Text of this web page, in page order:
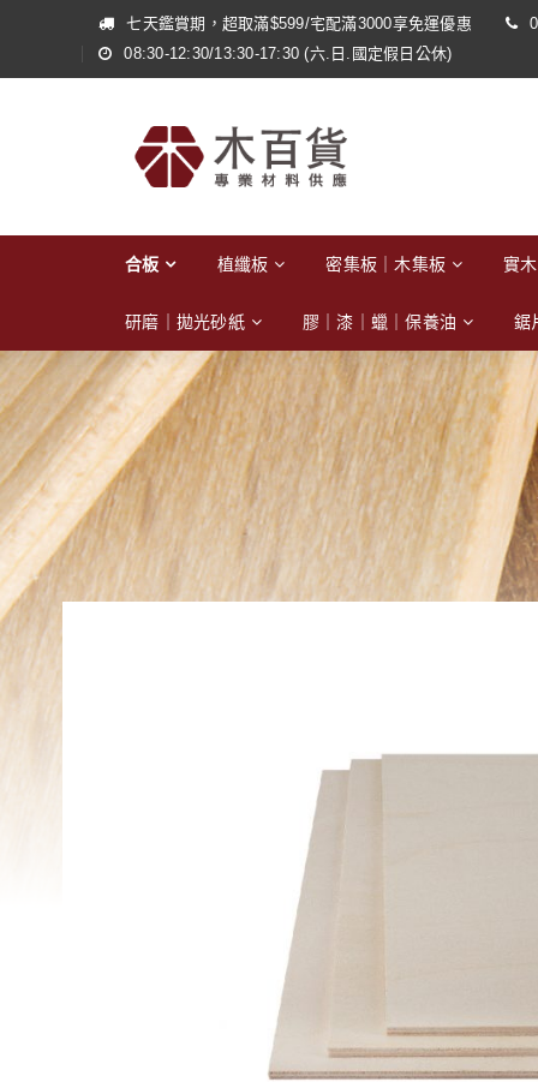
七天鑑賞期，超取滿$599/宅配滿3000享免運優惠
08:30-12:30/13:30-17:30 (六.日.國定假日公休)
合板 植纖板 密集板｜木集板 實
研磨｜拋光砂紙 膠｜漆｜蠟｜保養油 鋸